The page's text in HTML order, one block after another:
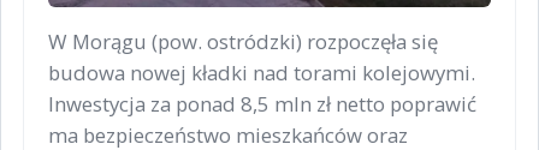
W Morągu (pow. ostródzki) rozpoczęła się
budowa nowej kładki nad torami kolejowymi.
Inwestycja za ponad 8,5 mln zł netto poprawić
ma bezpieczeństwo mieszkańców oraz